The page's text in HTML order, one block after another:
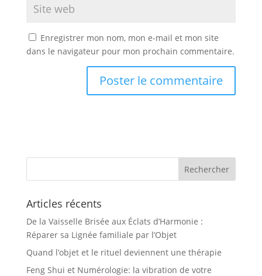
Enregistrer mon nom, mon e-mail et mon site
dans le navigateur pour mon prochain commentaire.
Articles récents
De la Vaisselle Brisée aux Éclats d’Harmonie :
Réparer sa Lignée familiale par l’Objet
Quand l’objet et le rituel deviennent une thérapie
Feng Shui et Numérologie: la vibration de votre